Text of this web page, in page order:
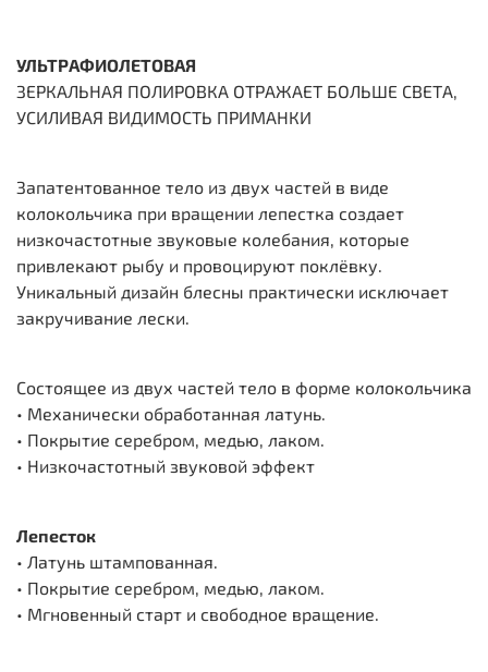
УЛЬТРАФИОЛЕТОВАЯ
ЗЕРКАЛЬНАЯ ПОЛИРОВКА ОТРАЖАЕТ БОЛЬШЕ СВЕТА,
УСИЛИВАЯ ВИДИМОСТЬ ПРИМАНКИ
Запатентованное тело из двух частей в виде
колокольчика при вращении лепестка создает
низкочастотные звуковые колебания, которые
привлекают рыбу и провоцируют поклёвку.
Уникальный дизайн блесны практически исключает
закручивание лески.
Состоящее из двух частей тело в форме колокольчика
• Механически обработанная латунь.
• Покрытие серебром, медью, лаком.
• Низкочастотный звуковой эффект
Лепесток
• Латунь штампованная.
• Покрытие серебром, медью, лаком.
• Мгновенный старт и свободное вращение.